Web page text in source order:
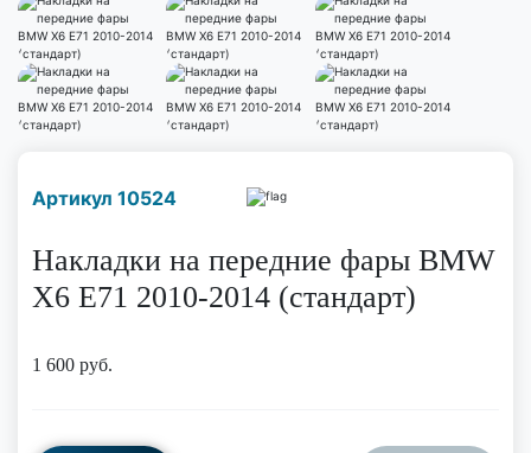
Артикул 10524
Накладки на передние фары BMW
X6 E71 2010-2014 (стандарт)
1 600 руб.